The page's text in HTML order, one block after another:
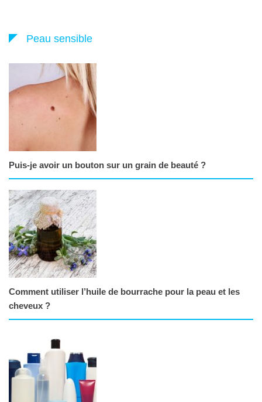
Peau sensible
Puis-je avoir un bouton sur un grain de beauté ?
Comment utiliser l’huile de bourrache pour la peau et les
cheveux ?